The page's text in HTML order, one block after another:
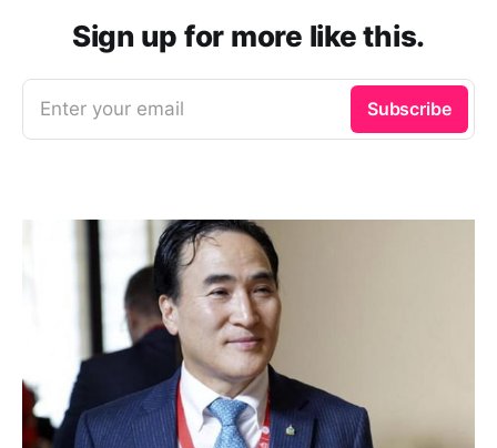
Sign up for more like this.
Enter your email Subscribe